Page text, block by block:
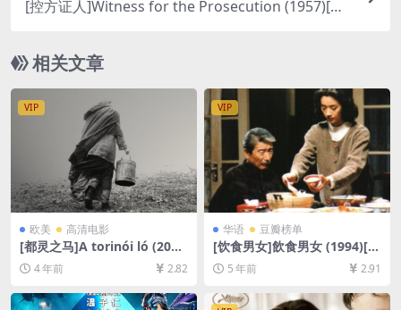
[控方证人]Witness for the Prosecution (1957)[百
GB][中英字幕]
相关文章
VIP
欧美 高清电影
[都灵之马]A torinói ló (201
1)[百度网盘+迅雷云盘资源10
80P超清未删减][MP4/7.3GB]
[中文字幕]
4 年前 2.82
VIP
华语 豆瓣榜单
[饮食男女]飲食男女 (1994)[百
度网盘+夸克网盘+迅雷云盘资
源1080P超清未删减][MP4/7.
7GB][原声中字]
5 年前 2.91